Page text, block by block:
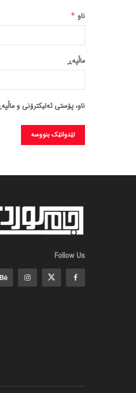
ناو *
ماڵپه‌ڕ
ناو، پۆستی ئەلیکترۆنی و
Follow Us